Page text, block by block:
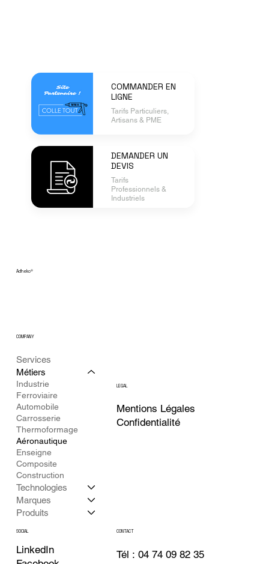
COMMANDER EN
LIGNE
Tarifs Particuliers,
Artisans & PME
DEMANDER UN
DEVIS
Tarifs
Professionnels &
Industriels
Adheko®
Services
Métiers
Industrie
Ferroviaire
Automobile
Carrosserie
Thermoformage
Aéronautique
Enseigne
Composite
Construction
Technologies
Marques
Produits
COMPANY
LEGAL
Confidentialité
Mentions Légales
SOCIAL
LinkedIn
CONTACT
Tél : 04 74 09 82 35